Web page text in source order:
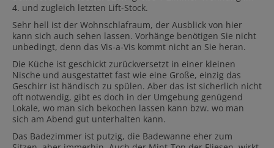
4. und zugleich letzten Lift-Stock.
Sehr hell ist der Wohnschlafraum, der Ausblick von hier
kann sich auch sehen lassen. Vorhänge benötigen Sie nicht
unbedingt, denn das Vis-a-Vis kommt nicht an Sie heran.
Die Küche ist geschickt zurückversetzt in einer kleinen
Nische und ausgestattet fast wie eine Große, einzig das
Geschirr ist händisch zu spülen. Aber das ist sicherlich nicht
oft notwendig, gibt es doch in der Umgebung genügend
Lokale, wo man sich bekochen lassen kann bzw. wo man
sich am Abend gut unterhalten kann.
Das Badezimmer ist putzig, die Badewanne eher zum